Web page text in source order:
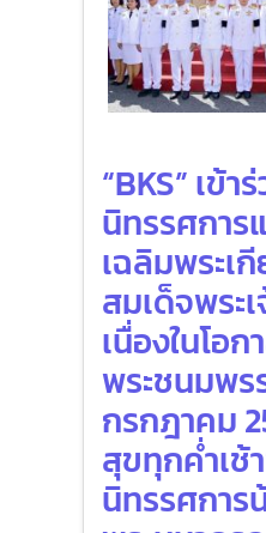
“BKS” เข้า
นิทรรศการ
เฉลิมพระเ
สมเด็จพระ
เนื่องในโอ
พระชนมพร
กรกฎาคม
สุขทุกค่ำเช้
นิทรรศการ